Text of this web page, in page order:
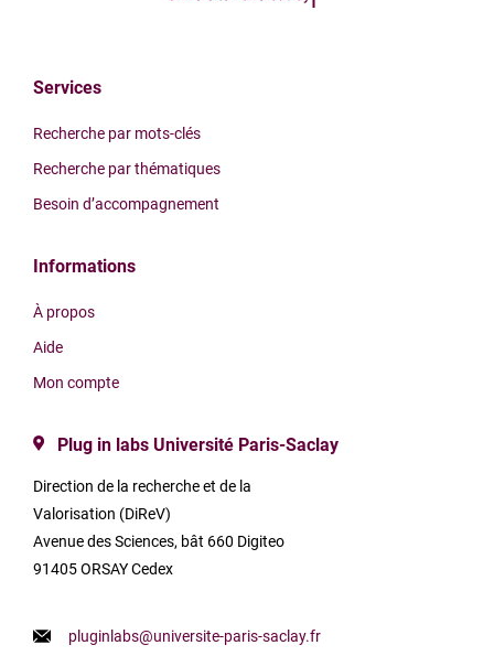
Services
Recherche par mots-clés
Recherche par thématiques
Besoin d’accompagnement
Informations
À propos
Aide
Mon compte
Plug in labs Université Paris-Saclay
Direction de la recherche et de la
Valorisation (DiReV)
Avenue des Sciences, bât 660 Digiteo
91405 ORSAY Cedex
pluginlabs@universite-paris-saclay.fr